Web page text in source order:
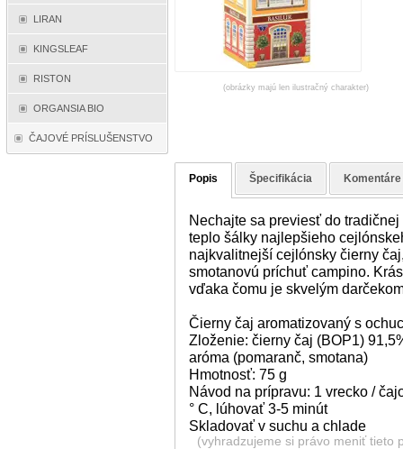
LIRAN
KINGSLEAF
RISTON
ORGANSIA BIO
ČAJOVÉ PRÍSLUŠENSTVO
(obrázky majú len ilustračný charakter)
Popis Špecifikácia Komentáre
Nechajte sa previesť do
teplo šálky najlepšieho
najkvalitnejší cejlónsky čierny
smotanovú príchuť campino.
vďaka čomu je skvelým
Čierny čaj aromatizovaný s
Zloženie: čierny čaj (BOP1)
aróma (pomaranč, smotana)
Hmotnosť: 75 g
Návod na prípravu: 1 vrecko /
° C, lúhovať 3-5 minút
Skladovať v suchu a chlade
(vyhradzujeme si právo meniť tieto